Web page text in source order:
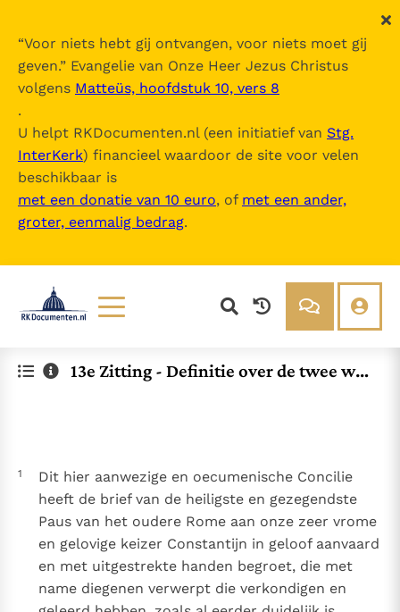
“Voor niets hebt gij ontvangen, voor niets moet gij
geven.” Evangelie van Onze Heer Jezus Christus
volgens Matteüs, hoofdstuk 10, vers 8
.
U helpt RKDocumenten.nl (een initiatief van Stg.
InterKerk) financieel waardoor de site voor velen
beschikbaar is
met een donatie van 10 euro, of met een ander,
groter, eenmalig bedrag.
Documenten
Denzinger
Over RK Documenten
Gebruiksvoorwaarden
Nieuwste Documenten
5. Het gebed van de Kerk
In Christus wordt onze honger vervuld
Leer de kostbare parel van Gods koninkrijk te
13e Zitting - Definitie over de twee will
1
Dit hier aanwezige en oecumenische Concilie
heeft de brief van de heiligste en gezegendste
Paus van het oudere Rome aan onze zeer vrome
en gelovige keizer Constantijn in geloof aanvaard
en met uitgestrekte handen begroet, die met
name diegenen verwerpt die verkondigen en